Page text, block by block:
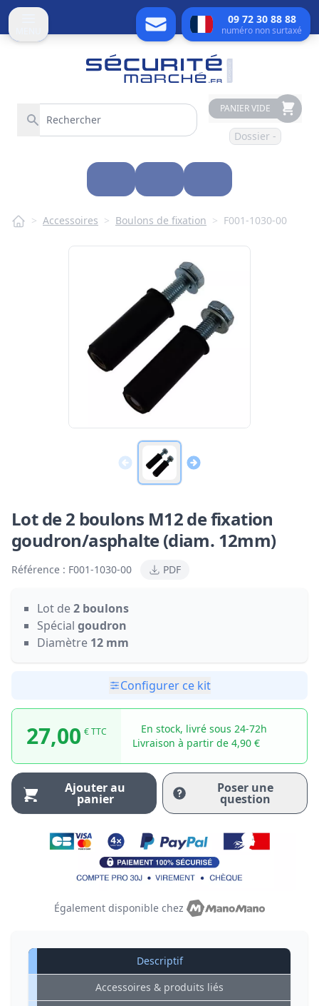
09 72 30 88 88
numéro non surtaxé
PANIER VIDE
Dossier -
> Accessoires > Boulons de fixation > F001-1030-00
Lot de 2 boulons M12 de fixation
goudron/asphalte (diam. 12mm)
Référence : F001-1030-00 PDF
Lot de2 boulons
Spécial goudron
Diamètre 12 mm
Configurer ce kit
27,00 € TTC
En stock, livré sous 24-72h
Livraison à partir de 4,90 €
Ajouter au
panier
Poser une
question
Également disponible chez
Descriptif
Accessoires & produits liés